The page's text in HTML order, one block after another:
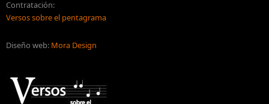
Contratación:
Versos sobre el pentagrama
Diseño web: Mora Design